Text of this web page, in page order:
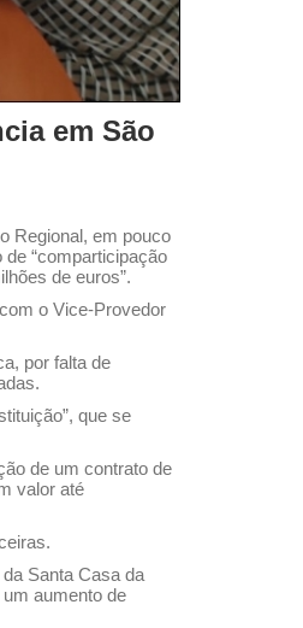
em São
Regional, em pouco
“comparticipação
de euros”.
o Vice-Provedor
por falta de
que se
de um contrato de
valor até
Santa Casa da
aumento de